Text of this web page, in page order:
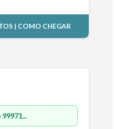
| COMO CHEGAR
99971...